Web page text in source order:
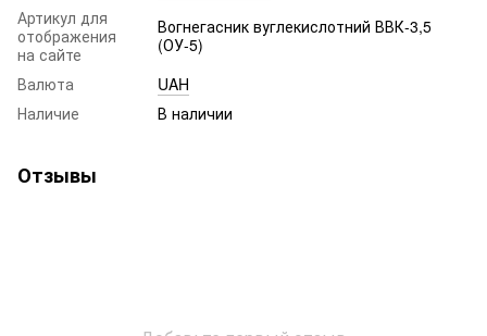
Артикул для
отображения
на сайте
Вогнегасник вуглекислотний ВВК-3,5
(ОУ-5)
Валюта
UAH
Наличие
В наличии
Отзывы